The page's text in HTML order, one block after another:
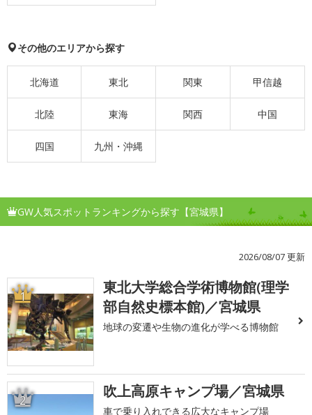
その他のエリアから探す
北海道 東北 関東 甲信越
北陸 東海 関西 中国
四国 九州・沖縄
GW人気スポットランキングから探す【宮城県】
2026/08/07 更新
1
東北大学総合学術博物館(理学
部自然史標本館)／宮城県
地球の変遷や生物の進化が学べる博物館
2 吹上高原キャンプ場／宮城県
車で乗り入れできる広大なキャンプ場